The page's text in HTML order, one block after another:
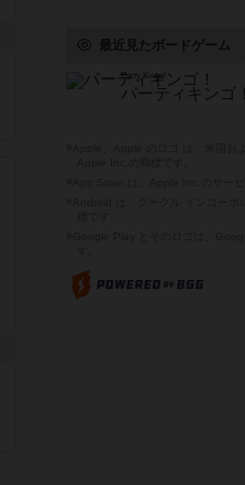
最近見たボードゲーム
Party Kingo!
パーティキンゴ！